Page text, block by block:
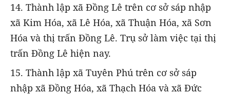
14. Thành lập xã Đồng Lê trên cơ sở sáp nhập
xã Kim Hóa, xã Lê Hóa, xã Thuận Hóa, xã Sơn
Hóa và thị trấn Đồng Lê. Trụ sở làm việc tại thị
trấn Đồng Lê hiện nay.
15. Thành lập xã Tuyên Phú trên cơ sở sáp
nhập xã Đồng Hóa, xã Thạch Hóa và xã Đức